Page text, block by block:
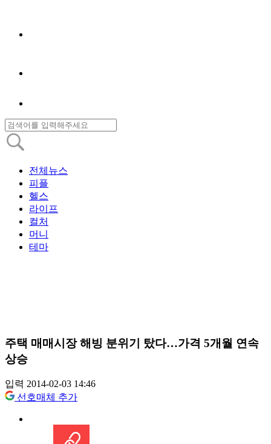
전체뉴스
피플
헬스
라이프
컬처
머니
테마
주택 매매시장 해빙 분위기 탔다…가격 5개월 연속
상승
입력 2014-02-03 14:46
선호매체 추가